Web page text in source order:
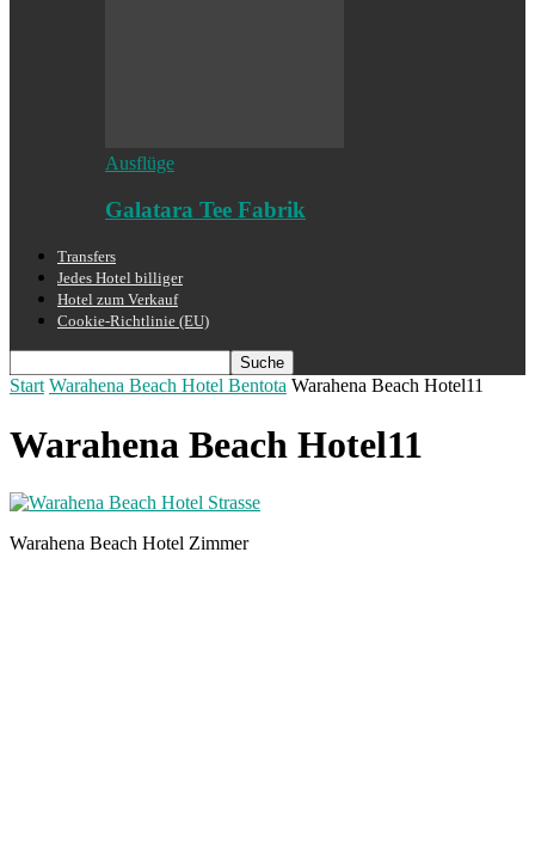
Ausflüge
Galatara Tee Fabrik
Transfers
Jedes Hotel billiger
Hotel zum Verkauf
Cookie-Richtlinie (EU)
Start Warahena Beach Hotel Bentota Warahena Beach Hotel11
Warahena Beach Hotel11
Warahena Beach Hotel Zimmer